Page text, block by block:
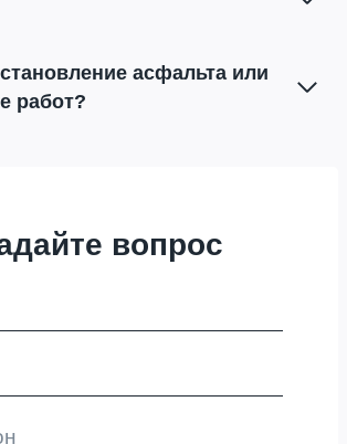
асфальта или
работ?
вопрос